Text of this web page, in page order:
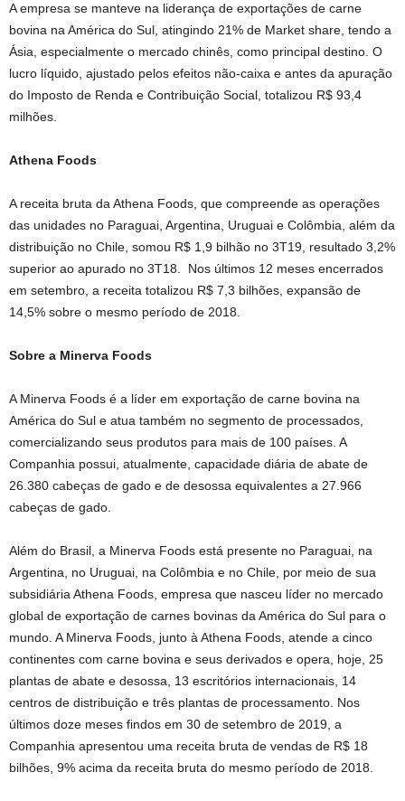
A empresa se manteve na liderança de exportações de carne
bovina na América do Sul, atingindo 21% de Market share, tendo a
Ásia, especialmente o mercado chinês, como principal destino. O
lucro líquido, ajustado pelos efeitos não-caixa e antes da apuração
do Imposto de Renda e Contribuição Social, totalizou R$ 93,4
milhões.
Athena Foods
A receita bruta da Athena Foods, que compreende as operações
das unidades no Paraguai, Argentina, Uruguai e Colômbia, além da
distribuição no Chile, somou R$ 1,9 bilhão no 3T19, resultado 3,2%
superior ao apurado no 3T18. Nos últimos 12 meses encerrados
em setembro, a receita totalizou R$ 7,3 bilhões, expansão de
14,5% sobre o mesmo período de 2018.
Sobre a Minerva Foods
A Minerva Foods é a líder em exportação de carne bovina na
América do Sul e atua também no segmento de processados,
comercializando seus produtos para mais de 100 países. A
Companhia possui, atualmente, capacidade diária de abate de
26.380 cabeças de gado e de desossa equivalentes a 27.966
cabeças de gado.
Além do Brasil, a Minerva Foods está presente no Paraguai, na
Argentina, no Uruguai, na Colômbia e no Chile, por meio de sua
subsidiária Athena Foods, empresa que nasceu líder no mercado
global de exportação de carnes bovinas da América do Sul para o
mundo. A Minerva Foods, junto à Athena Foods, atende a cinco
continentes com carne bovina e seus derivados e opera, hoje, 25
plantas de abate e desossa, 13 escritórios internacionais, 14
centros de distribuição e três plantas de processamento. Nos
últimos doze meses findos em 30 de setembro de 2019, a
Companhia apresentou uma receita bruta de vendas de R$ 18
bilhões, 9% acima da receita bruta do mesmo período de 2018.